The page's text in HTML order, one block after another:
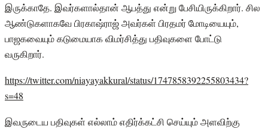
இருக்காதே. இவர்களால்தான் ஆபத்து என்று பேசியிருக்கிறார். சில
ஆண்டுகளாகவே பிரகாஷ்ராஜ் அவர்கள் பிரதமர் மோடியையும்,
பாஜகவையும் கடுமையாக விமர்சித்து பதிவுகளை போட்டு
வருகிறார்.
https://twitter.com/niayayakkural/status/1747858392255803434?
s=48
இவருடைய பதிவுகள் எல்லாம் எதிர்க்கட்சி செய்யும் அளவிற்கு